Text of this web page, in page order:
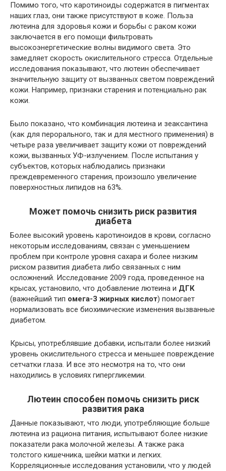
Помимо того, что каротиноиды содержатся в пигментах
наших глаз, они также присутствуют в коже. Польза
лютеина для здоровья кожи и борьбы с раком кожи
заключается в его помощи фильтровать
высокоэнергетические волны видимого света. Это
замедляет скорость окислительного стресса. Отдельные
исследования показывают, что лютеин обеспечивает
значительную защиту от вызванных светом повреждений
кожи. Например, признаки старения и потенциально рак
кожи.
Было показано, что комбинация лютеина и зеаксантина
(как для перорального, так и для местного применения) в
четыре раза увеличивает защиту кожи от повреждений
кожи, вызванных УФ-излучением. После испытания у
субъектов, которых наблюдались признаки
преждевременного старения, произошло увеличение
поверхностных липидов на 63%.
Может помочь снизить риск развития
диабета
Более высокий уровень каротиноидов в крови, согласно
некоторым исследованиям, связан с уменьшением
проблем при контроле уровня сахара и более низким
риском развития диабета либо связанных с ним
осложнений. Исследование 2009 года, проведенное на
крысах, установило, что добавление лютеина и ДГК
(важнейший тип омега-3 жирных кислот) помогает
нормализовать все биохимические изменения вызванные
диабетом.
Крысы, употреблявшие добавки, испытали более низкий
уровень окислительного стресса и меньшее повреждение
сетчатки глаза. И все это несмотря на то, что они
находились в условиях гипергликемии.
Лютеин способен помочь снизить риск
развития рака
Данные показывают, что люди, употребляющие больше
лютеина из рациона питания, испытывают более низкие
показатели рака молочной железы. А также рака
толстого кишечника, шейки матки и легких.
Корреляционные исследования установили, что у людей